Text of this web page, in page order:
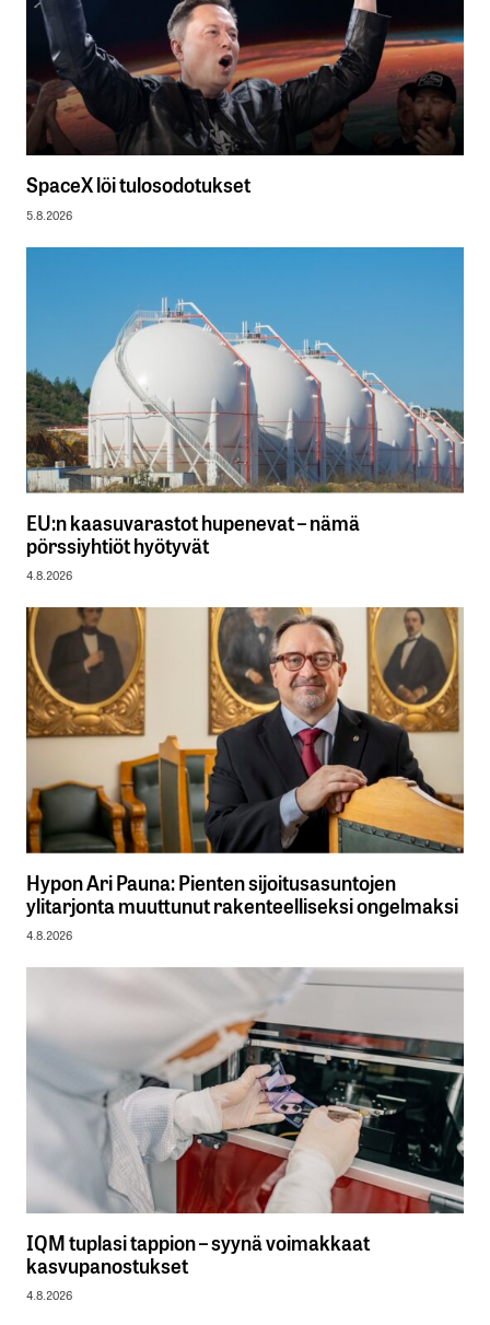
SpaceX löi tulosodotukset
5.8.2026
EU:n kaasuvarastot hupenevat – nämä
pörssiyhtiöt hyötyvät
4.8.2026
Hypon Ari Pauna: Pienten sijoitusasuntojen
ylitarjonta muuttunut rakenteelliseksi ongelmaksi
4.8.2026
IQM tuplasi tappion – syynä voimakkaat
kasvupanostukset
4.8.2026